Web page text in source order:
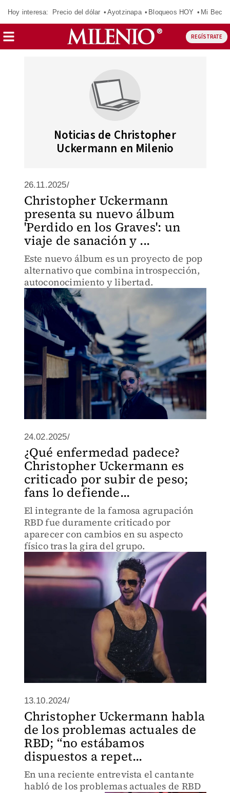
Hoy interesa: Precio del dólar Ayotzinapa Bloqueos HOY Mi Beca
REGÍSTRATE
Noticias de Christopher
Uckermann en Milenio
26.11.2025/
Christopher Uckermann
presenta su nuevo álbum
'Perdido en los Graves': un
viaje de sanación y ...
Este nuevo álbum es un proyecto de pop
alternativo que combina introspección,
autoconocimiento y libertad.
24.02.2025/
¿Qué enfermedad padece?
Christopher Uckermann es
criticado por subir de peso;
fans lo defiende...
El integrante de la famosa agrupación
RBD fue duramente criticado por
aparecer con cambios en su aspecto
físico tras la gira del grupo.
13.10.2024/
Christopher Uckermann habla
de los problemas actuales de
RBD; “no estábamos
dispuestos a repet...
En una reciente entrevista el cantante
habló de los problemas actuales de RBD